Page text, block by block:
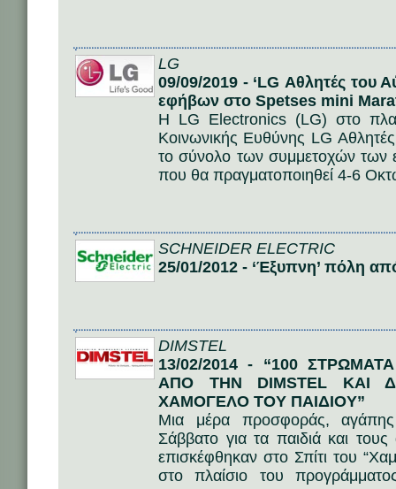
LG
09/09/2019 - ‘LG Αθλητές του
εφήβων στο Spetses mini
Η LG Electronics (LG) στο
Κοινωνικής Ευθύνης LG
το σύνολο των συμμετοχών
που θα πραγματοποιηθεί 4-6
SCHNEIDER ELECTRIC
25/01/2012 - ‘Έξυπνη’ πόλη
DIMSTEL
13/02/2014 - “100
ΑΠΟ ΤΗΝ DIMSTEL ΚΑΙ
ΧΑΜΟΓΕΛΟ ΤΟΥ ΠΑΙΔΙΟΥ”
Μια μέρα προσφοράς,
Σάββατο για τα παιδιά και
επισκέφθηκαν στο Σπίτι του
στο πλαίσιο του